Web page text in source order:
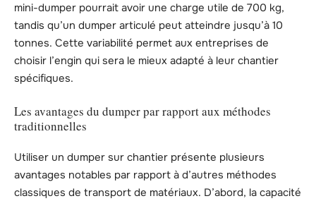
mini-dumper pourrait avoir une charge utile de 700 kg,
tandis qu’un dumper articulé peut atteindre jusqu’à 10
tonnes. Cette variabilité permet aux entreprises de
choisir l’engin qui sera le mieux adapté à leur chantier
spécifiques.
Les avantages du dumper par rapport aux méthodes
traditionnelles
Utiliser un dumper sur chantier présente plusieurs
avantages notables par rapport à d’autres méthodes
classiques de transport de matériaux. D’abord, la capacité